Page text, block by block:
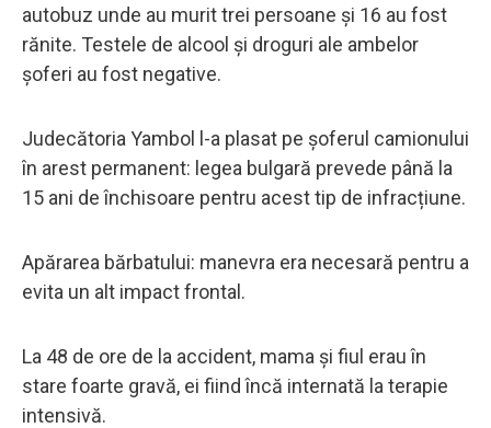
autobuz unde au murit trei persoane și 16 au fost
rănite. Testele de alcool și droguri ale ambelor
șoferi au fost negative.
Judecătoria Yambol l-a plasat pe șoferul camionului
în arest permanent: legea bulgară prevede până la
15 ani de închisoare pentru acest tip de infracțiune.
Apărarea bărbatului: manevra era necesară pentru a
evita un alt impact frontal.
La 48 de ore de la accident, mama și fiul erau în
stare foarte gravă, ei fiind încă internată la terapie
intensivă.